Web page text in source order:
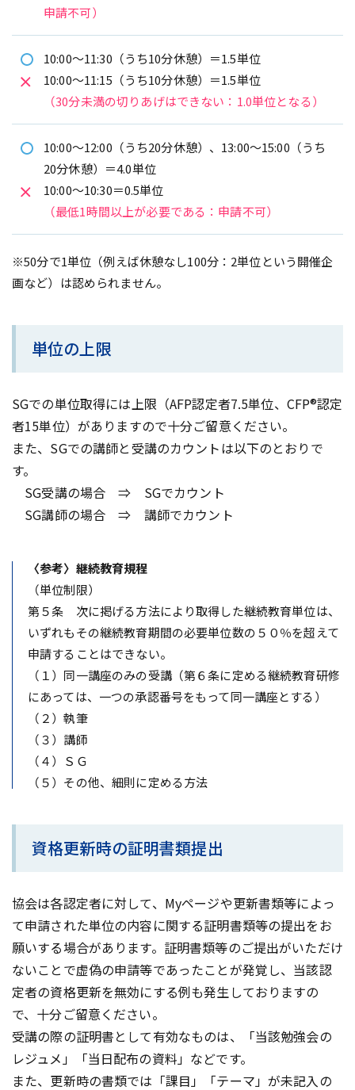
申請不可）
10:00〜11:30（うち10分休憩）＝1.5単位
10:00〜11:15（うち10分休憩）＝1.5単位
（30分未満の切りあげはできない：1.0単位となる）
10:00〜12:00（うち20分休憩）、13:00〜15:00（うち
20分休憩）＝4.0単位
10:00〜10:30＝0.5単位
（最低1時間以上が必要である：申請不可）
※50分で1単位（例えば休憩なし100分：2単位という開催企
画など）は認められません。
単位の上限
SGでの単位取得には上限（AFP認定者7.5単位、CFP®認定
者15単位）がありますので十分ご留意ください。
また、SGでの講師と受講のカウントは以下のとおりで
す。
SG受講の場合 ⇒ SGでカウント
SG講師の場合 ⇒ 講師でカウント
〈参考〉継続教育規程
（単位制限）
第５条 次に掲げる方法により取得した継続教育単位は、
いずれもその継続教育期間の必要単位数の５０％を超えて
申請することはできない。
（１）同一講座のみの受講（第６条に定める継続教育研修
にあっては、一つの承認番号をもって同一講座とする）
（２）執筆
（３）講師
（４）ＳＧ
（５）その他、細則に定める方法
資格更新時の証明書類提出
協会は各認定者に対して、Myページや更新書類等によっ
て申請された単位の内容に関する証明書類等の提出をお
願いする場合があります。証明書類等のご提出がいただけ
ないことで虚偽の申請等であったことが発覚し、当該認
定者の資格更新を無効にする例も発生しておりますの
で、十分ご留意ください。
受講の際の証明書として有効なものは、「当該勉強会の
レジュメ」「当日配布の資料」などです。
また、更新時の書類では「課目」「テーマ」が未記入の